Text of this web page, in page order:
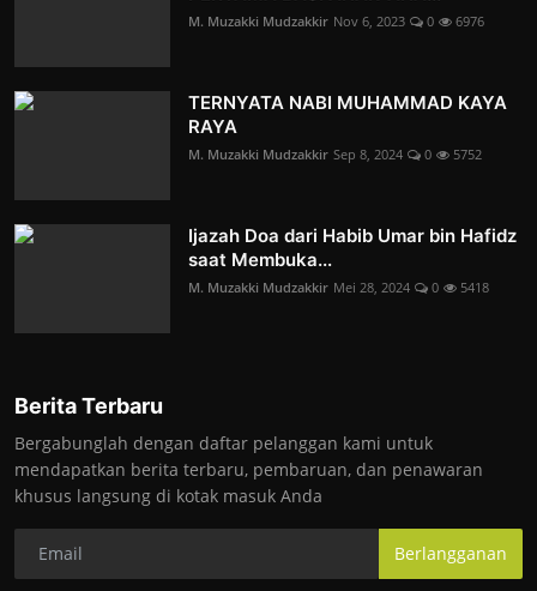
M. Muzakki Mudzakkir Nov 6, 2023 0 6976
TERNYATA NABI MUHAMMAD KAYA
RAYA
M. Muzakki Mudzakkir Sep 8, 2024 0 5752
Ijazah Doa dari Habib Umar bin Hafidz
saat Membuka...
M. Muzakki Mudzakkir Mei 28, 2024 0 5418
Berita Terbaru
Bergabunglah dengan daftar pelanggan kami untuk
mendapatkan berita terbaru, pembaruan, dan penawaran
khusus langsung di kotak masuk Anda
Berlangganan